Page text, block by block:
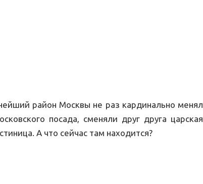
район Москвы не раз кардинально менял
посада, сменяли друг друга царская
А что сейчас там находится?